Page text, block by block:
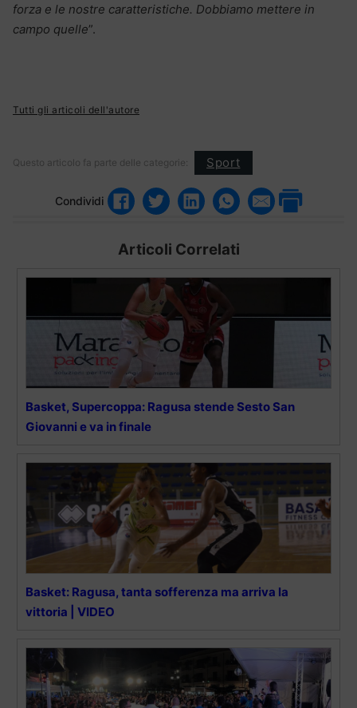
forza e le nostre caratteristiche. Dobbiamo mettere in
campo quelle”.
Tutti gli articoli dell'autore
Questo articolo fa parte delle categorie: Sport
Condividi
Articoli Correlati
Basket, Supercoppa: Ragusa stende Sesto San
Giovanni e va in finale
Basket: Ragusa, tanta sofferenza ma arriva la
vittoria | VIDEO